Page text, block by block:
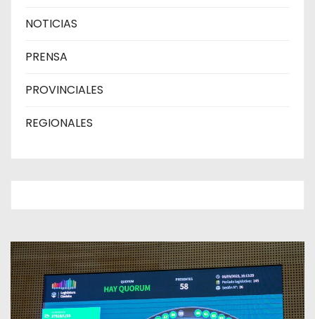
NOTICIAS
PRENSA
PROVINCIALES
REGIONALES